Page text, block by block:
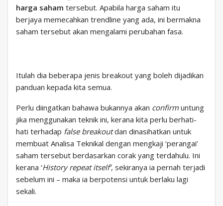
harga saham tersebut. Apabila harga saham itu
berjaya memecahkan trendline yang ada, ini bermakna
saham tersebut akan mengalami perubahan fasa.
Itulah dia beberapa jenis breakout yang boleh dijadikan
panduan kepada kita semua.
Perlu diingatkan bahawa bukannya akan confirm untung
jika menggunakan teknik ini, kerana kita perlu berhati-
hati terhadap false breakoutdan dinasihatkan untuk
membuat Analisa Teknikal dengan mengkaji ‘perangai’
saham tersebut berdasarkan corak yang terdahulu. Ini
kerana ‘History repeat itself’, sekiranya ia pernah terjadi
sebelum ini – maka ia berpotensi untuk berlaku lagi
sekali.